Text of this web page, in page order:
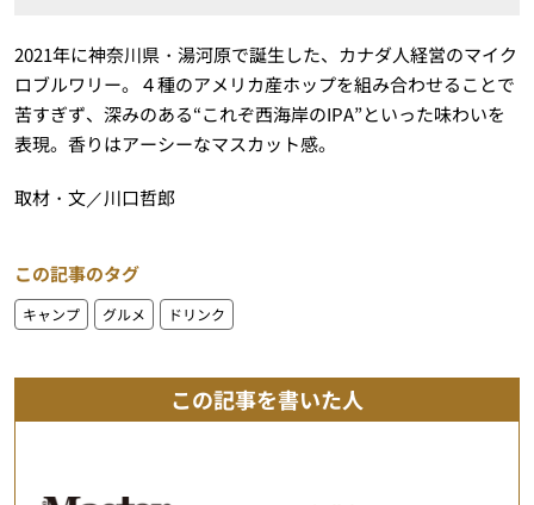
2021年に神奈川県・湯河原で誕生した、カナダ人経営のマイク
ロブルワリー。４種のアメリカ産ホップを組み合わせることで
苦すぎず、深みのある“これぞ西海岸のIPA”といった味わいを
表現。香りはアーシーなマスカット感。
取材・文／川口哲郎
この記事のタグ
キャンプ グルメ ドリンク
この記事を書いた人